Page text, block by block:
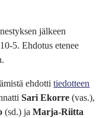
jälkeen
5. Ehdotus etenee
ehdottitiedotteen
Sari Ekorre (vas.),
(sd.) jaMarja-Riitta